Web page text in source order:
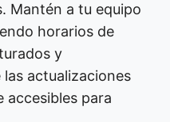
Mantén a tu equipo
horarios de
y
actualizaciones
accesibles para